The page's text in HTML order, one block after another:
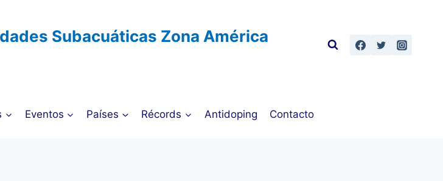
Subacuáticas Zona América
Eventos Países Récords Antidoping Contacto